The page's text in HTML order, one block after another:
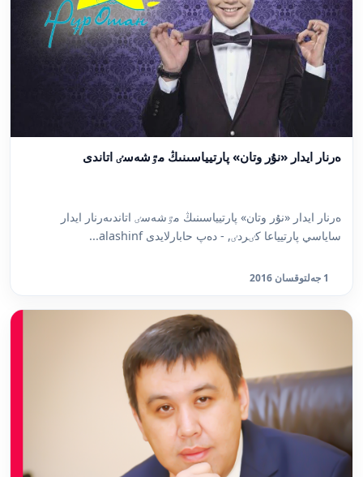
ەرنار ايدار «نۇر وتان» پارتيياسىنىڭ مٷشەسٸ اتاندى
ەرنار ايدار «نۇر وتان» پارتيياسىنىڭ مٷشەسٸ اتاندىەرنار ايدار
ساياسي پارتيياعا كٸردٸ, - دەپ حابارلايدى alashinf...
1 جەلتوقسان 2016